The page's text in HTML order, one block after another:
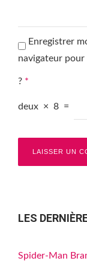
Enregistrer
navigateur
? *
deux × 8 =
LES
Spider-Man